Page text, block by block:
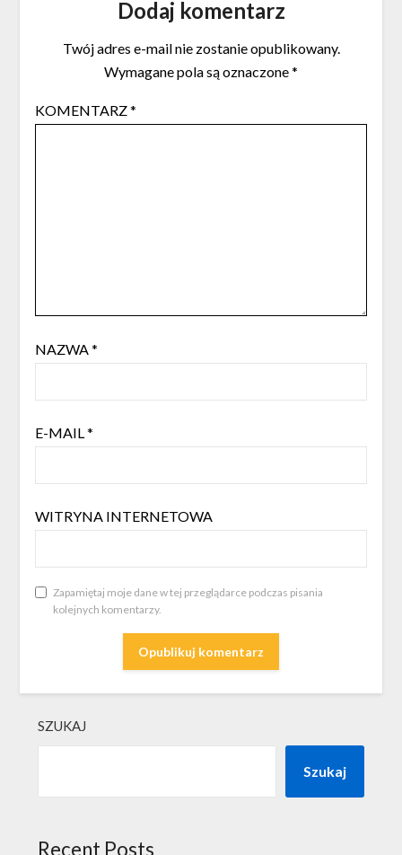
Dodaj komentarz
Twój adres e-mail nie zostanie opublikowany.
Wymagane pola są oznaczone*
KOMENTARZ*
NAZWA*
E-MAIL*
WITRYNA INTERNETOWA
Zapamiętaj moje dane w tej przeglądarce podczas pisania
kolejnych komentarzy.
SZUKAJ
Szukaj
Recent Posts